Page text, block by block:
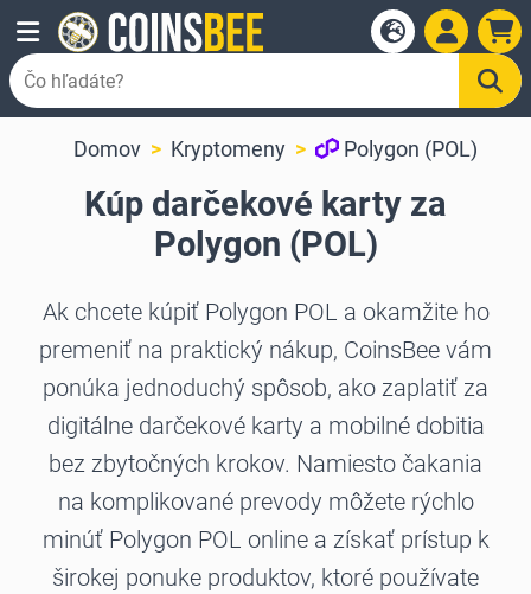
Domov Kryptomeny Polygon (POL)
Kúp darčekové karty za
Polygon (POL)
Ak chcete kúpiť Polygon POL a okamžite ho
premeniť na praktický nákup, CoinsBee vám
ponúka jednoduchý spôsob, ako zaplatiť za
digitálne darčekové karty a mobilné dobitia
bez zbytočných krokov. Namiesto čakania
na komplikované prevody môžete rýchlo
minúť Polygon POL online a získať prístup k
širokej ponuke produktov, ktoré používate